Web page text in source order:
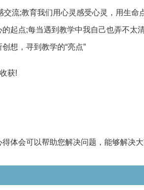
流;教育我们用心灵感受心灵，用生
起点;每当遇到教学中我自己也弄不
想，寻到教学的“亮点”
获!
体会可以帮助您解决问题，能够解决